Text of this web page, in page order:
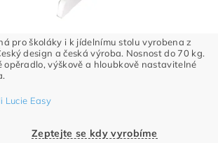
pro školáky i k jídelnímu stolu vyrobena z
design a česká výroba. Nosnost do 70 kg.
opěradlo, výškově a hloubkově nastavitelné
Lucie Easy
Zeptejte se kdy vyrobíme